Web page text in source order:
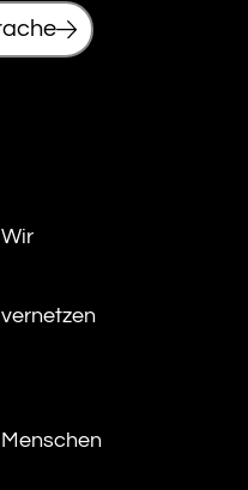
Wir
vernetzen
Menschen